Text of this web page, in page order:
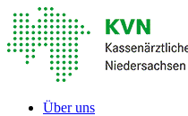
Über uns